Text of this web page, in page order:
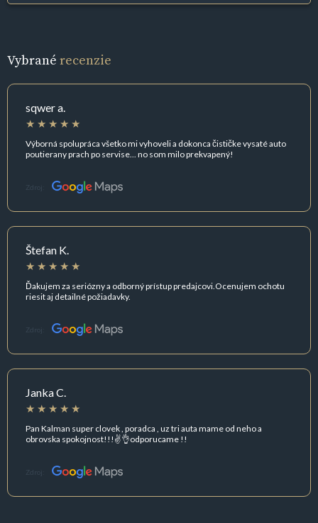
Vybrané recenzie
sqwer a.
Výborná spolupráca všetko mi vyhoveli a dokonca čističke vysaté auto
poutierany prach po servise... no som milo prekvapený!
Zdroj:
Štefan K.
Ďakujem za seriózny a odborný prístup predajcovi.Ocenujem ochotu
riesit aj detailné požiadavky.
Zdroj:
Janka C.
Pan Kalman super clovek , poradca , uz tri auta mame od neho a
obrovska spokojnost!!!✌️👌odporucame !!
Zdroj: